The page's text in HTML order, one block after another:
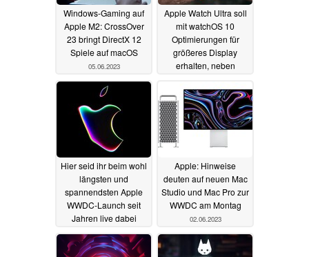
Windows-Gaming auf
Apple M2: CrossOver
23 bringt DirectX 12
Spiele auf macOS
05.06.2023
Apple Watch Ultra soll
mit watchOS 10
Optimierungen für
größeres Display
erhalten, neben
Hier seid ihr beim wohl
längsten und
spannendsten Apple
WWDC-Launch seit
Jahren live dabei
05.06.2023
Apple: Hinweise
deuten auf neuen Mac
Studio und Mac Pro zur
WWDC am Montag
02.06.2023